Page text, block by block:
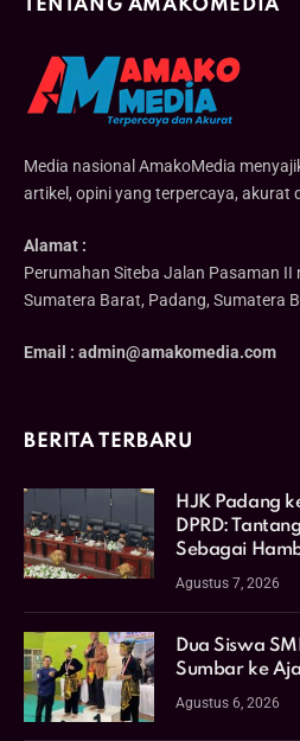
TENTANG AMAKOMEDIA
Media nasional AmakoMedia
artikel, opini yang terpercaya, akurat
Alamat :
Perumahan Siteba Jalan Pasaman II
Sumatera Barat, Padang, Sumatera
Email : admin@amakomedia.com
BERITA TERBARU
HJK Padang
DPRD:
Sebagai
Agustus 7, 2026
Dua Siswa
Sumbar ke
Agustus 6, 2026